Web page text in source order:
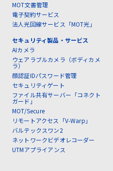
MOT文書管理
電子契約サービス
法人光回線サービス「MOT光」
セキュリティ製品・サービス
AIカメラ
ウェアラブルカメラ（ボディカメ
ラ）
顔認証IDパスワード管理
セキュリティゲート
ファイル共有サーバー「コネクト
ガード」
MOT/Secure
リモートアクセス「V-Warp」
バルテックスワン2
ネットワークビデオレコーダー
UTMアプライアンス